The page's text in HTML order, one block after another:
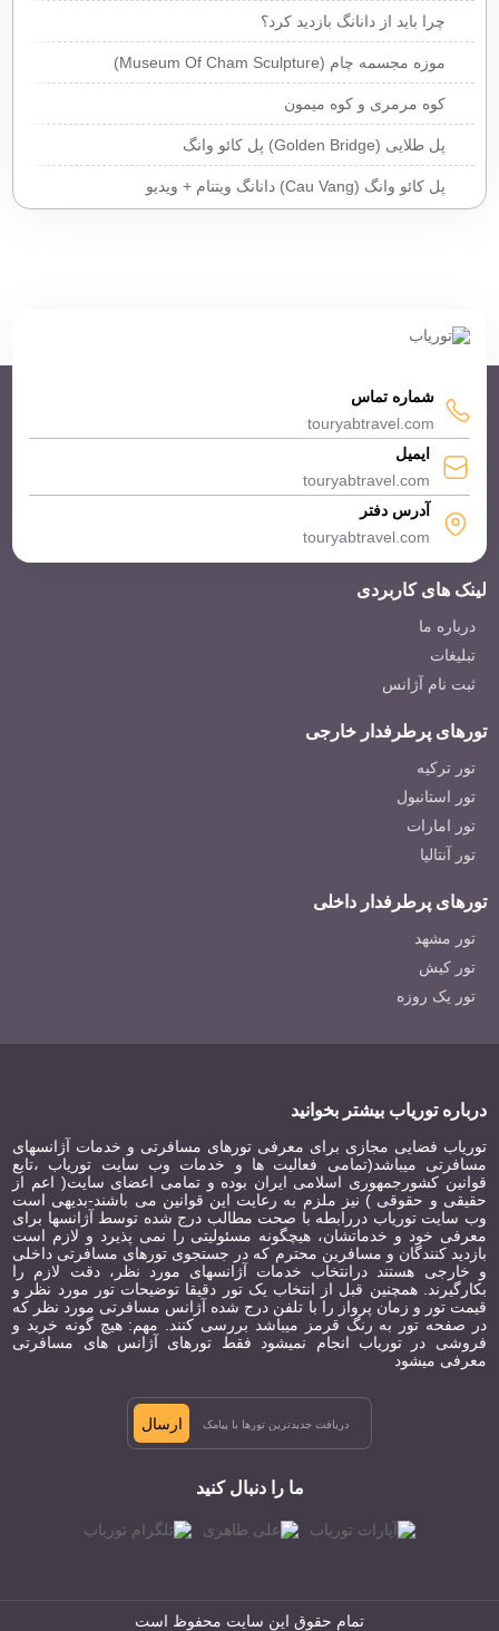
چرا باید از دانانگ بازدید کرد؟
موزه مجسمه چام (Museum Of Cham Sculpture)
کوه مرمری و کوه میمون
پل طلایی (Golden Bridge) پل کائو وانگ
پل کائو وانگ (Cau Vang) دانانگ ویتنام + ویدیو
شماره تماس
touryabtravel.com
ایمیل
touryabtravel.com
آدرس دفتر
touryabtravel.com
لینک های کاربردی
درباره ما
تبلیغات
ثبت نام آژانس
تورهای پرطرفدار خارجی
تور ترکیه
تور استانبول
تور امارات
تور آنتالیا
تورهای پرطرفدار داخلی
تور مشهد
تور کیش
تور یک روزه
درباره توریاب بیشتر بخوانید
توریاب فضایی مجازی برای معرفی تورهای مسافرتی و خدمات آژانسهای
مسافرتی میباشد(تمامی فعالیت ها و خدمات وب سایت توریاب ،تابع
قوانین کشورجمهوری اسلامی ایران بوده و تمامی اعضای سایت( اعم از
حقیقی و حقوقی ) نیز ملزم به رعایت این قوانین می باشند-بدیهی است
وب سایت توریاب دررابطه با صحت مطالب درج شده توسط آژانسها برای
معرفی خود و خدماتشان، هیچگونه مسئولیتی را نمی پذیرد و لازم است
بازدید کنندگان و مسافرین محترم که در جستجوی تورهای مسافرتی داخلی
و خارجی هستند درانتخاب خدمات آژانسهای مورد نظر، دقت لازم را
بکارگیرند. همچنین قبل از انتخاب یک تور دقیقا توضیحات تور مورد نظر و
قیمت تور و زمان پرواز را با تلفن درج شده آژانس مسافرتی مورد نظر که
در صفحه تور به رنگ قرمز میباشد بررسی کنند. مهم: هیچ گونه خرید و
فروشی در توریاب انجام نمیشود فقط تورهای آژانس های مسافرتی
معرفی میشود
ارسال
ما را دنبال کنید
تمام حقوق این سایت محفوظ است